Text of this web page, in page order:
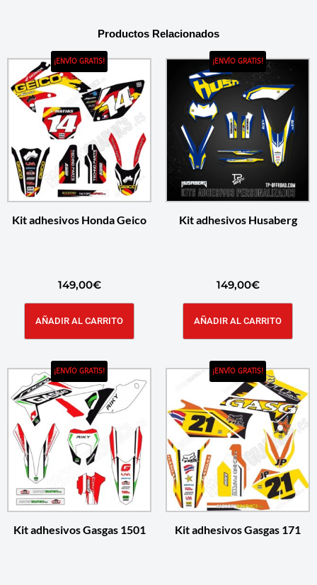
Productos Relacionados
¡ENVÍO GRATIS!
Kit adhesivos Honda Geico
149,00€
AÑADIR AL CARRITO
¡ENVÍO GRATIS!
Kit adhesivos Husaberg
149,00€
AÑADIR AL CARRITO
¡ENVÍO GRATIS!
Kit adhesivos Gasgas 1501
¡ENVÍO GRATIS!
Kit adhesivos Gasgas 171